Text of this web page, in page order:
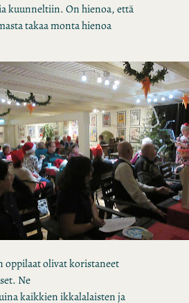
kuunneltiin. On hienoa, että
takaa monta hienoa
oppilaat olivat koristaneet
Ne
kaikkien ikkalalaisten ja